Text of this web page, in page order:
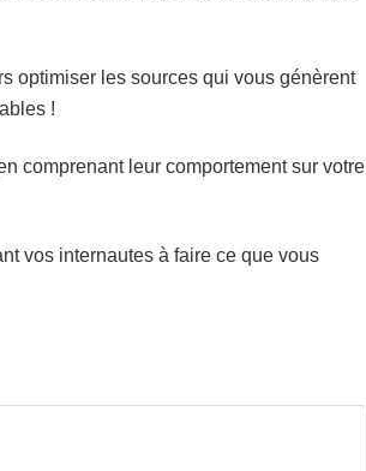
optimiser les sources qui vous génèrent
!
comprenant leur comportement sur votre
vos internautes à faire ce que vous